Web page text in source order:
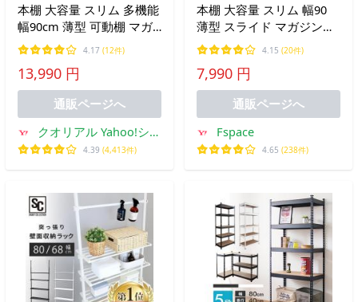
本棚 大容量 スリム 多機能
幅90cm 薄型 可動棚 マガ
ジンラック コミック おし
ゃれ 漫画 収納 棚 ラック
収納棚 推し活 ブラウン 白
ホワイト ライト
4.17 (12件)
13,990 円
通販ページへ
クオリアル Yahoo!ショ
ッピング店
4.39 (4,413件)
本棚 大容量 スリム 幅90
薄型 スライド マガジンラ
ック コミック おしゃれ 漫
画 収納 棚 ラック 収納棚
推し活 ブラウン 白 ホワイ
ト リブラ
4.15 (20件)
7,990 円
通販ページへ
Fspace
4.65 (238件)